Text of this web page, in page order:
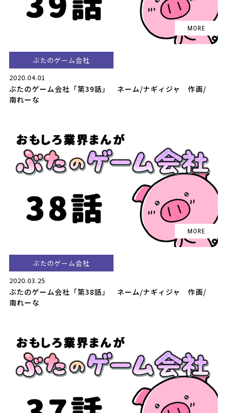
ぶたのゲーム会社
2020.04.01
ぶたのゲーム会社「第39話」 ネーム/ナギィジャ 作画/
南れーな
ぶたのゲーム会社
2020.03.25
ぶたのゲーム会社「第38話」 ネーム/ナギィジャ 作画/
南れーな